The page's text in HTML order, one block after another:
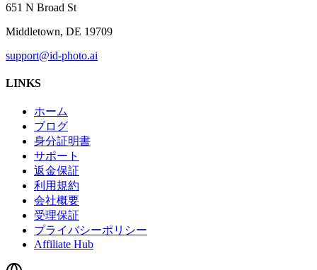
651 N Broad St
Middletown, DE 19709
support@id-photo.ai
LINKS
ホーム
ブログ
身分証明書
サポート
返金保証
利用規約
会社概要
受理保証
プライバシーポリシー
Affiliate Hub